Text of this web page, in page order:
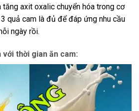
tăng axit oxalic chuyển hóa trong cơ
quả cam là đủ để đáp ứng nhu cầu
ngày rồi.
thời gian ăn cam: